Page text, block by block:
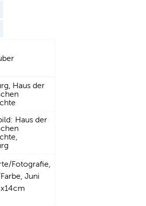
Haus der
Haus der
Fotografie,
Juni